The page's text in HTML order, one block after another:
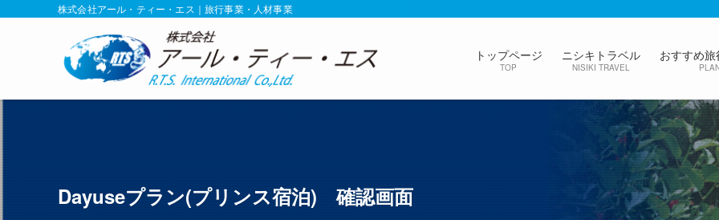
株式会社アール・ティー・エス｜旅行事業・人材事業
トップページ
TOP
ニシキトラベル
NISIKI TRAVEL
おすすめ
Dayuseプラン(プリンス宿泊) 確認画面